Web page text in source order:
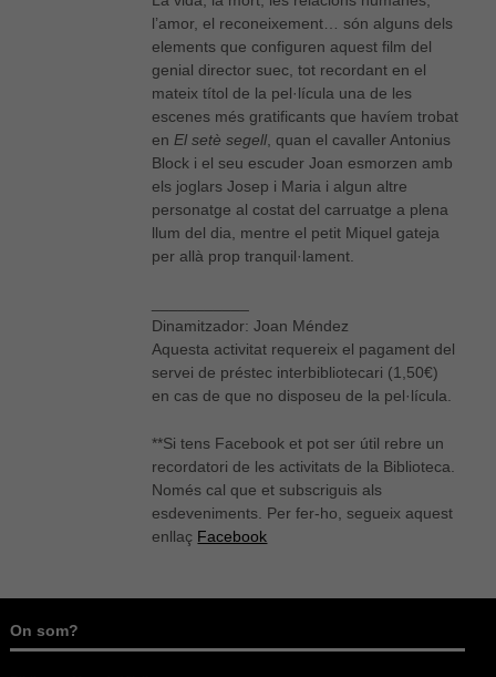
l’amor, el reconeixement… són alguns dels
elements que configuren aquest film del
genial director suec, tot recordant en el
mateix títol de la pel·lícula una de les
escenes més gratificants que havíem trobat
en El setè segell , quan el cavaller Antonius
Block i el seu escuder Joan esmorzen amb
els joglars Josep i Maria i algun altre
personatge al costat del carruatge a plena
llum del dia, mentre el petit Miquel gateja
per allà prop tranquil·lament.
Dinamitzador: Joan Méndez
Aquesta activitat requereix el pagament del
servei de préstec interbibliotecari (1,50€)
en cas de que no disposeu de la pel·lícula.
**Si tens Facebook et pot ser útil rebre un
recordatori de les activitats de la Biblioteca.
Només cal que et subscriguis als
esdeveniments. Per fer-ho, segueix aquest
enllaç Facebook
On som?
Estadístiques
Per a millorar
la nostra web
necessitem
aquestes
cookies.
Experiència
Per tal que el
nostre lloc
web funcioni
el millor
vostra visita.
Si rebutges
aquestes
cookies,
alguna
desapareixerà
del lloc web.